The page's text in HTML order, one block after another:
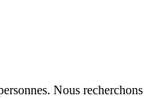
Nous recherchons